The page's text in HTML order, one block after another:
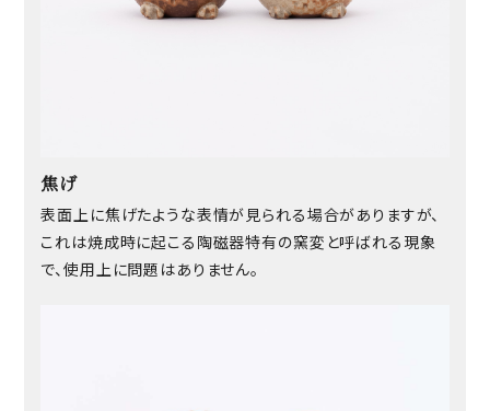
焦げ
表面上に焦げたような表情が見られる場合がありますが、
これは焼成時に起こる陶磁器特有の窯変と呼ばれる現象
で、使用上に問題はありません。